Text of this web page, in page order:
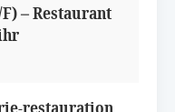
– Restaurant